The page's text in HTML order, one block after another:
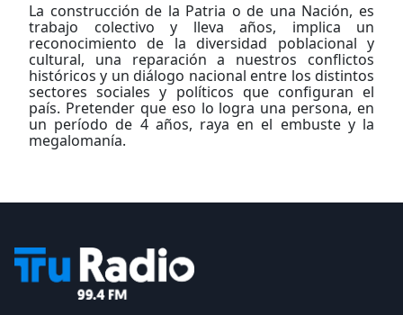
La construcción de la Patria o de una Nación, es
trabajo colectivo y lleva años, implica un
reconocimiento de la diversidad poblacional y
cultural, una reparación a nuestros conflictos
históricos y un diálogo nacional entre los distintos
sectores sociales y políticos que configuran el
país. Pretender que eso lo logra una persona, en
un período de 4 años, raya en el embuste y la
megalomanía.